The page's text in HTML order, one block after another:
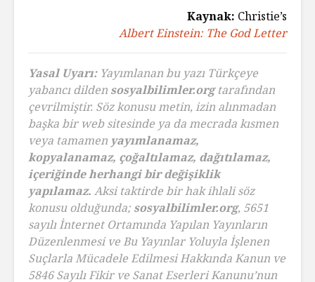
Kaynak: Christie’s
Albert Einstein: The God Letter
Yasal Uyarı:Yayımlanan bu yazı Türkçeye
yabancı dilden sosyalbilimler.orgtarafından
çevrilmiştir. Söz konusu metin, izin alınmadan
başka bir web sitesinde ya da mecrada kısmen
veya tamamen yayımlanamaz,
kopyalanamaz, çoğaltılamaz, dağıtılamaz,
içeriğinde herhangi bir değişiklik
yapılamaz. Aksi taktirde bir hak ihlali söz
konusu olduğunda; sosyalbilimler.org, 5651
sayılı İnternet Ortamında Yapılan Yayınların
Düzenlenmesi ve Bu Yayınlar Yoluyla İşlenen
Suçlarla Mücadele Edilmesi Hakkında Kanun ve
5846 Sayılı Fikir ve Sanat Eserleri Kanunu’nun